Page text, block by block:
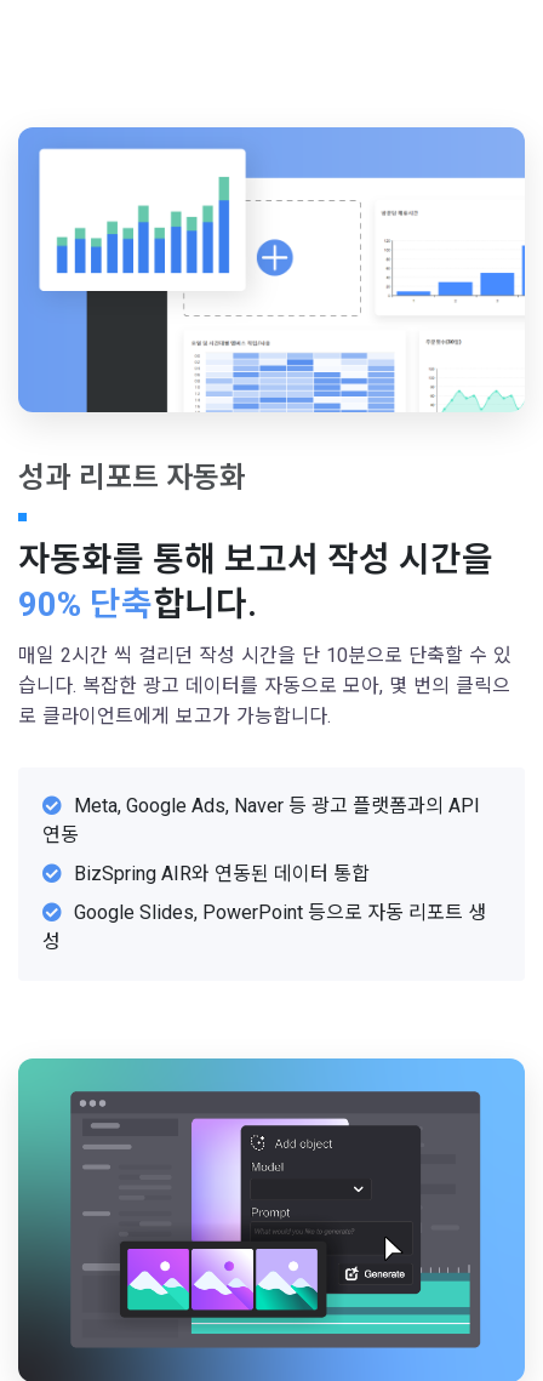
성과 리포트 자동화
자동화를 통해 보고서 작성 시간을
90% 단축합니다.
매일 2시간 씩 걸리던 작성 시간을 단 10분으로 단축할 수 있
습니다. 복잡한 광고 데이터를 자동으로 모아, 몇 번의 클릭으
로 클라이언트에게 보고가 가능합니다.
Meta, Google Ads, Naver 등 광고 플랫폼과의 API
연동
BizSpring AIR와 연동된 데이터 통합
Google Slides, PowerPoint 등으로 자동 리포트 생
성